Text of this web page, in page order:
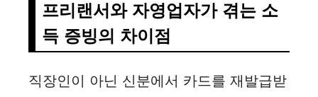
프리랜서와 자영업자가 겪는 소
득 증빙의 차이점
직장인이 아닌 신분에서 카드를 재발급받